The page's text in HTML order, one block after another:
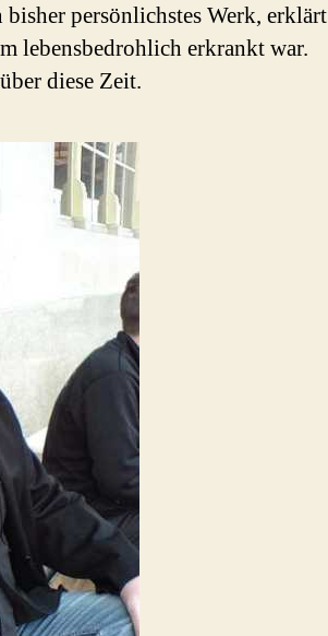
bisher persönlichstes Werk, erklärt
lebensbedrohlich erkrankt war.
diese Zeit.